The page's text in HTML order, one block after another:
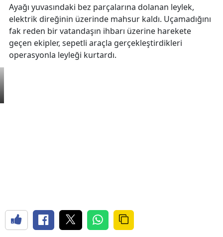
Ayağı yuvasındaki bez parçalarına dolanan leylek,
elektrik direğinin üzerinde mahsur kaldı. Uçamadığını
fak reden bir vatandaşın ihbarı üzerine harekete
geçen ekipler, sepetli araçla gerçekleştirdikleri
operasyonla leyleği kurtardı.